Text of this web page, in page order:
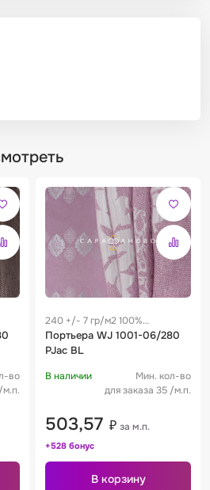
во
м.п.
240 +/- 7 гр/м2 100%
полиэстер
Портьера WJ 1001-06/280
PJac BL
В наличии
Мин. кол-во
для заказа 35 /м.п.
503,57 ₽ за м.п.
+528 бонус
В корзину